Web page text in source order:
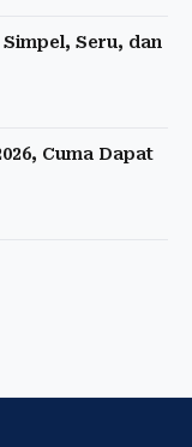
Seru, dan
Cuma Dapat